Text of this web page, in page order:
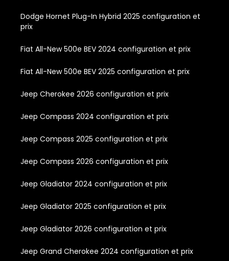
Dodge Hornet Plug-In Hybrid 2025 configuration et
prix
Fiat All-New 500e BEV 2024 configuration et prix
Fiat All-New 500e BEV 2025 configuration et prix
Jeep Cherokee 2026 configuration et prix
Jeep Compass 2024 configuration et prix
Jeep Compass 2025 configuration et prix
Jeep Compass 2026 configuration et prix
Jeep Gladiator 2024 configuration et prix
Jeep Gladiator 2025 configuration et prix
Jeep Gladiator 2026 configuration et prix
Jeep Grand Cherokee 2024 configuration et prix